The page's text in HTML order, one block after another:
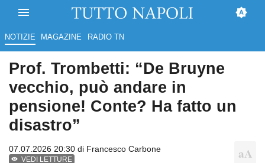
NOTIZIE MAGAZINE RADIO TN
Prof. Trombetti: “De Bruyne
vecchio, può andare in
pensione! Conte? Ha fatto un
disastro”
07.07.2026 20:30 di Francesco Carbone
VEDI LETTURE